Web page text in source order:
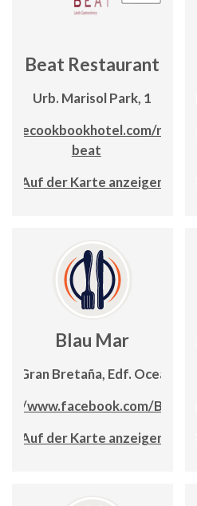
Beat Restaurant
Urb. Marisol Park, 1
thecookbookhotel.com/
beat
Auf der Karte anzeigen
Blau Mar
C/ Gran Bretaña, Edf. Oceanic
www.facebook.com/
Auf der Karte anzeigen